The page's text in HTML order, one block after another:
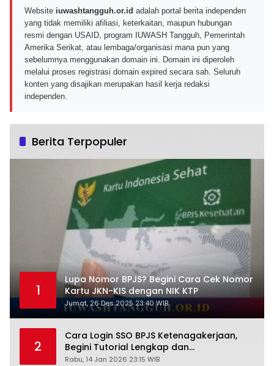
Website iuwashtangguh.or.id adalah portal berita independen
yang tidak memiliki afiliasi, keterkaitan, maupun hubungan
resmi dengan USAID, program IUWASH Tangguh, Pemerintah
Amerika Serikat, atau lembaga/organisasi mana pun yang
sebelumnya menggunakan domain ini. Domain ini diperoleh
melalui proses registrasi domain expired secara sah. Seluruh
konten yang disajikan merupakan hasil kerja redaksi
independen.
Berita Terpopuler
1
Lupa Nomor BPJS? Begini Cara Cek Nomor
Kartu JKN-KIS dengan NIK KTP
Jumat, 26 Des 2025 23:40 WIB
2
Cara Login SSO BPJS Ketenagakerjaan,
Begini Tutorial Lengkap dan
Pengertiannya
Rabu, 14 Jan 2026 23:15 WIB